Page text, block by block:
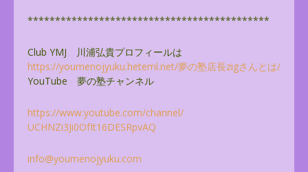
********************************************
Club YMJ 川浦弘貴プロフィールは
https://youmenojyuku.heteml.net/夢の塾店長zigさんとは/
YouTube 夢の塾チャンネル
https://www.youtube.com/channel/
UCHNZi3Ji0OfIt16DESRpvAQ
info@youmenojyuku.com